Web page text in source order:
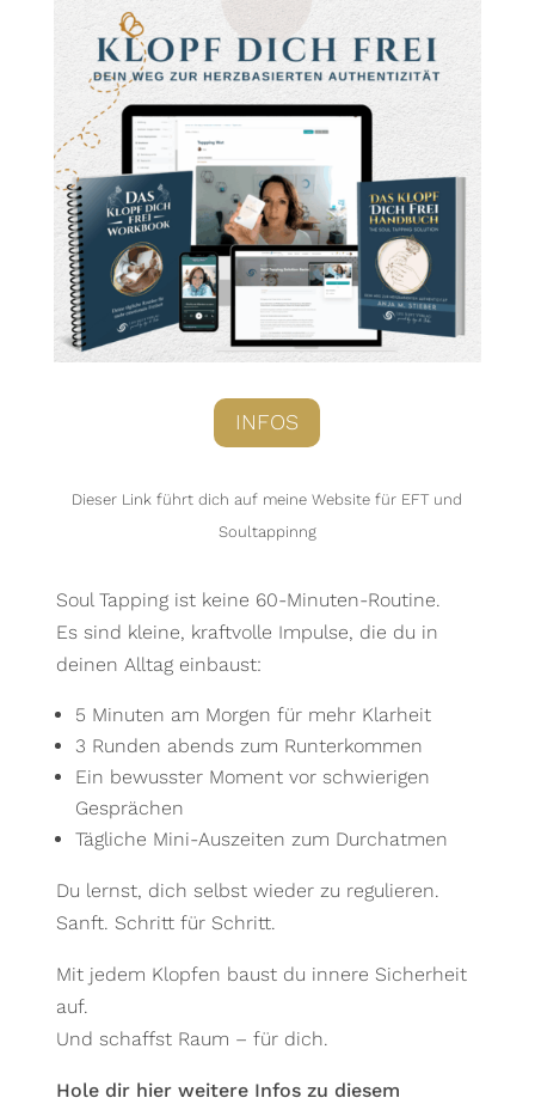
INFOS
Dieser Link führt dich auf meine Website für EFT und
Soultappinng
Soul Tapping ist keine 60-Minuten-Routine.
Es sind kleine, kraftvolle Impulse, die du in
deinen Alltag einbaust:
5 Minuten am Morgen für mehr Klarheit
3 Runden abends zum Runterkommen
Ein bewusster Moment vor schwierigen
Gesprächen
Tägliche Mini-Auszeiten zum Durchatmen
Du lernst, dich selbst wieder zu regulieren.
Sanft. Schritt für Schritt.
Mit jedem Klopfen baust du innere Sicherheit
auf.
Und schaffst Raum – für dich.
Hole dir hier weitere Infos zu diesem